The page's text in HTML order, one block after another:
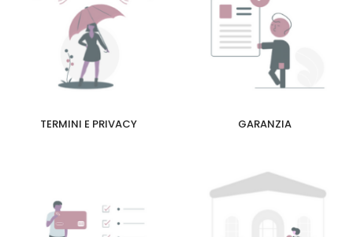
TERMINI E PRIVACY GARANZIA